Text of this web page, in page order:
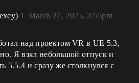
March 27, 2025, 2:55pm
1
над проектом VR в UE 5.3,
Я взял небольшой отпуск и
5.5.4 и сразу же столкнулся с